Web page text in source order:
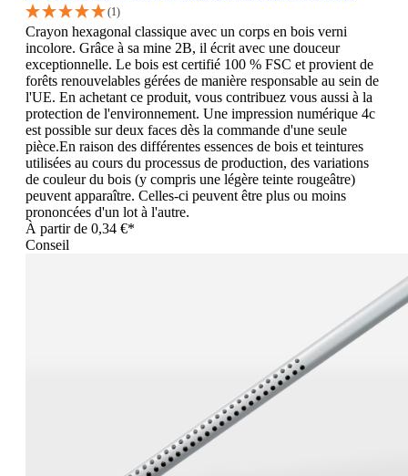
(1)
Crayon hexagonal classique avec un corps en bois verni
incolore. Grâce à sa mine 2B, il écrit avec une douceur
exceptionnelle. Le bois est certifié 100 % FSC et provient de
forêts renouvelables gérées de manière responsable au sein de
l'UE. En achetant ce produit, vous contribuez vous aussi à la
protection de l'environnement. Une impression numérique 4c
est possible sur deux faces dès la commande d'une seule
pièce.En raison des différentes essences de bois et teintures
utilisées au cours du processus de production, des variations
de couleur du bois (y compris une légère teinte rougeâtre)
peuvent apparaître. Celles-ci peuvent être plus ou moins
prononcées d'un lot à l'autre.
À partir de 0,34 €*
Conseil